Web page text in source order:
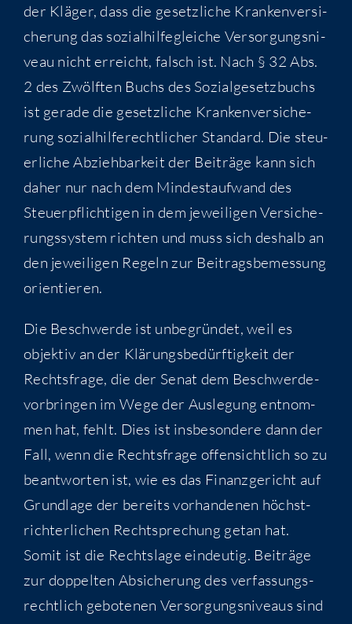
der Klä­ger, dass die gesetz­li­che Kran­ken­ver­si­
che­rung das sozi­al­hil­fe­glei­che Ver­sor­gungs­ni­
veau nicht erreicht, falsch ist. Nach § 32 Abs.
2 des Zwölf­ten Buchs des Sozi­al­ge­setz­buchs
ist gera­de die gesetz­li­che Kran­ken­ver­si­che­
rung sozi­al­hil­fe­recht­li­cher Stan­dard. Die steu­
er­li­che Abzieh­bar­keit der Bei­trä­ge kann sich
daher nur nach dem Min­dest­auf­wand des
Steu­er­pflich­ti­gen in dem jewei­li­gen Ver­si­che­
rungs­sys­tem rich­ten und muss sich des­halb an
den jewei­li­gen Regeln zur Bei­trags­be­mes­sung
orientieren.
Die Beschwer­de ist unbe­grün­det, weil es
objek­tiv an der Klä­rungs­be­dürf­tig­keit der
Rechts­fra­ge, die der Senat dem Beschwer­de­
vor­brin­gen im Wege der Aus­le­gung ent­nom­
men hat, fehlt. Dies ist ins­be­son­de­re dann der
Fall, wenn die Rechts­fra­ge offen­sicht­lich so zu
beant­wor­ten ist, wie es das Finanz­ge­richt auf
Grund­la­ge der bereits vor­han­de­nen höchst­
rich­ter­li­chen Recht­spre­chung getan hat.
Somit ist die Rechts­la­ge ein­deu­tig. Bei­trä­ge
zur dop­pel­ten Absi­che­rung des ver­fas­sungs­
recht­lich gebo­te­nen Ver­sor­gungs­ni­veaus sind